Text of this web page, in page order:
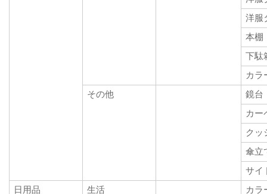
洋服
本棚
下駄
カラ
その他
鏡台
カー
クッ
傘立
サイ
日用品
生活
カラ